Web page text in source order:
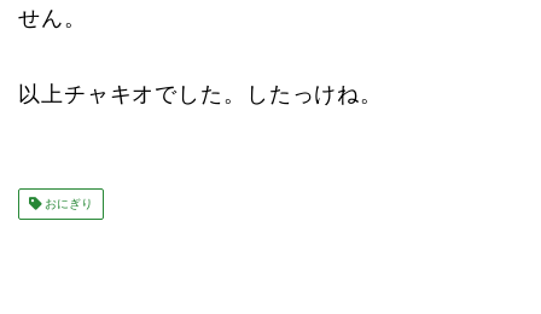
せん。
以上チャキオでした。したっけね。
おにぎり